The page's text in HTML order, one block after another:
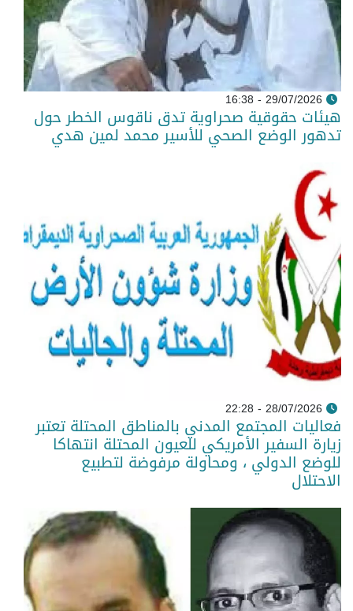
29/07/2026 - 16:38
هيئات حقوقية صحراوية تدق ناقوس الخطر حول
تدهور الوضع الصحي للأسير محمد لمين هدي
28/07/2026 - 22:28
فعاليات المجتمع المدني بالمناطق المحتلة تعتبر
زيارة السفير الأمريكي للعيون المحتلة انتهاكا
للوضع الدولي ، ومحاولة مرفوضة لتطبيع
الاحتلال